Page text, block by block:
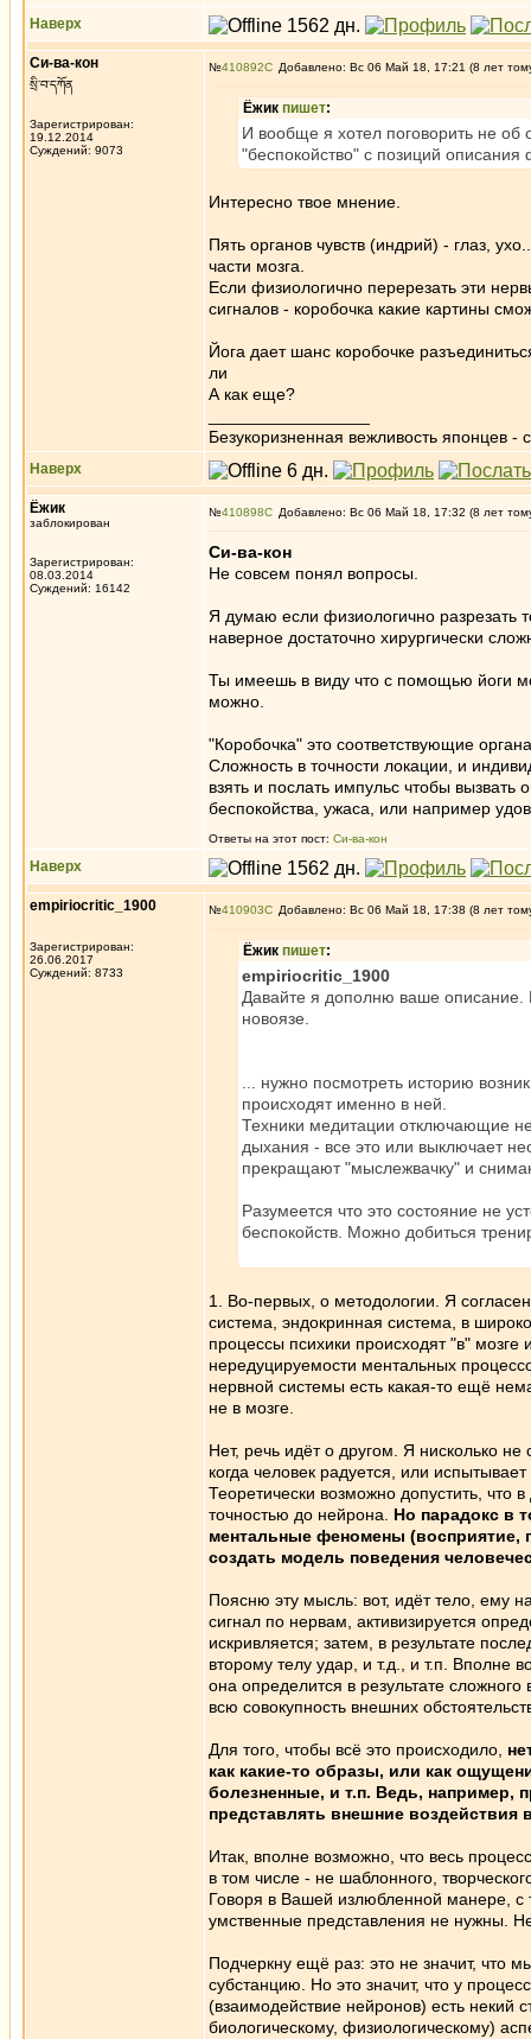
Наверх
Си-ва-кон
སྲི་བ་དཀོན
Зарегистрирован:
19.12.2014
Суждений: 9073
№410892 Добавлено: Вс 06 Май 18, 17:21 (8 лет
Ёжик пишет:
И вообще я хотел поговорить не об
"беспокойство" с позиций
Интересно твое мнение.
Пять органов чувств (индрий) - глаз,
части мозга.
Если физиологично перерезать эти
сигналов - коробочка какие картины
Йога дает шанс коробочке
ли
А как еще?
Безукоризненная вежливость японцев -
Наверх
Ёжик
заблокирован
Зарегистрирован:
08.03.2014
Суждений: 16142
№410898 Добавлено: Вс 06 Май 18, 17:32 (8 лет
Си-ва-кон
Не совсем понял вопросы.
Я думаю если физиологично разрезать
наверное достаточно хирургически
Ты имеешь в виду что с помощью йоги
можно.
"Коробочка" это соответствующие
Сложность в точности локации, и
взять и послать импульс чтобы
беспокойства, ужаса, или например
Ответы на этот пост: Си-ва-кон
Наверх
empiriocritic_1900
Зарегистрирован:
26.06.2017
Суждений: 8733
№410903 Добавлено: Вс 06 Май 18, 17:38 (8 лет
Ёжик пишет:
empiriocritic_1900
Давайте я дополню ваше
новоязе.
... нужно посмотреть историю
происходят именно в ней.
Техники медитации отключающие
дыхания - все это или выключает
прекращают "мыслежвачку" и
Разумеется что это состояние не
беспокойств. Можно добиться
1. Во-первых, о методологии. Я
система, эндокринная система, в
процессы психики происходят "в"
нередуцируемости ментальных
нервной системы есть какая-то ещё
не в мозге.
Нет, речь идёт о другом. Я нисколько
когда человек радуется, или
Теоретически возможно допустить, что
точностью до нейрона. Но парадокс в
ментальные феномены (восприятие,
создать модель поведения
Поясню эту мысль: вот, идёт тело, ему
сигнал по нервам, активизируется
искривляется; затем, в результате
второму телу удар, и т.д., и т.п. Вполне
она определится в результате
всю совокупность внешних
Для того, чтобы всё это происходило,
как какие-то образы, или как
болезненные, и т.п. Ведь, например,
представлять внешние воздействия
Итак, вполне возможно, что весь
в том числе - не шаблонного,
Говоря в Вашей излюбленной манере,
умственные представления не нужны.
Подчеркну ещё раз: это не значит, что
субстанцию. Но это значит, что у
(взаимодействие нейронов) есть
биологическому, физиологическому)